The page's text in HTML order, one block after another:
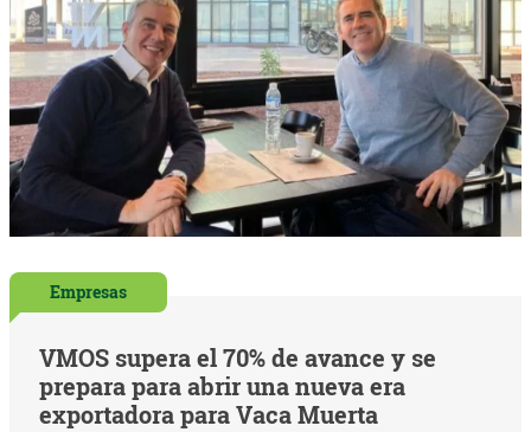
Empresas
VMOS supera el 70% de avance y se
prepara para abrir una nueva era
exportadora para Vaca Muerta